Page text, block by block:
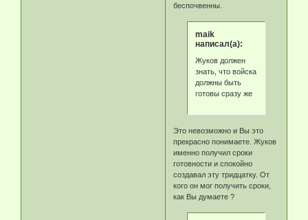
беспочвенны.
maik
написал(а):
Жуков должен
знать, что войска
должны быть
готовы сразу же
Это невозможно и Вы это
прекрасно понимаете. Жуков
именно получил сроки
готовности и спокойно
создавал эту тридцатку. От
кого он мог получить сроки,
как Вы думаете ?